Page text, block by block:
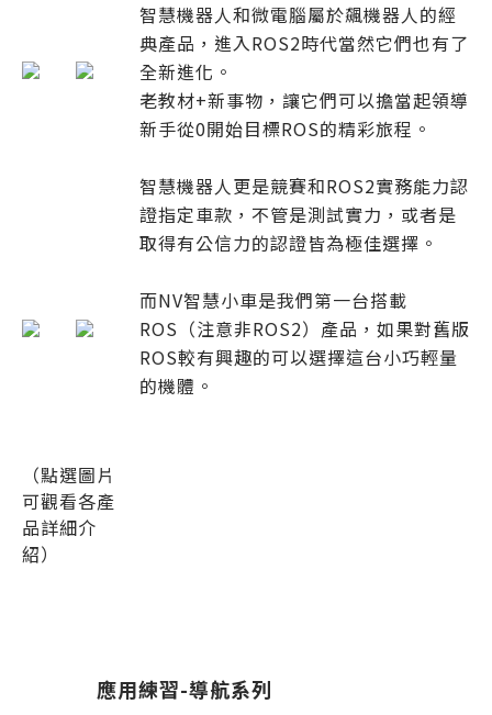
智慧機器人和微電腦屬於飆機器人的經
典產品，進入ROS2時代當然它們也有了
全新進化。
老教材+新事物，讓它們可以擔當起領導
新手從0開始目標ROS的精彩旅程。
智慧機器人更是競賽和ROS2實務能力認
證指定車款，不管是測試實力，或者是
取得有公信力的認證皆為極佳選擇。
而NV智慧小車是我們第一台搭載
ROS（注意非ROS2）產品，如果對舊版
ROS較有興趣的可以選擇這台小巧輕量
的機體。
（點選圖片
可觀看各產
品詳細介
紹）
應用練習-導航系列